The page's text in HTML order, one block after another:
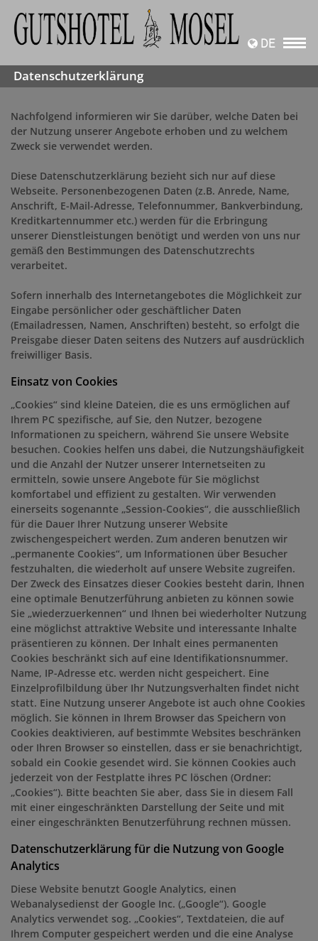
DE
Datenschutzerklärung
Nachfolgend informieren wir Sie darüber, welche Daten bei
der Nutzung unserer Angebote erhoben und zu welchem
Zweck sie verwendet werden.
Diese Datenschutzerklärung bezieht sich nur auf diese
Webseite. Personenbezogenen Daten (z.B. Anrede, Name,
Anschrift, E-Mail-Adresse, Telefonnummer, Bankverbindung,
Kreditkartennummer etc.) werden für die Erbringung
unserer Dienstleistungen benötigt und werden von uns nur
gemäß den Bestimmungen des Datenschutzrechts
verarbeitet.
Sofern innerhalb des Internetangebotes die Möglichkeit zur
Eingabe persönlicher oder geschäftlicher Daten
(Emailadressen, Namen, Anschriften) besteht, so erfolgt die
Preisgabe dieser Daten seitens des Nutzers auf ausdrücklich
freiwilliger Basis.
Einsatz von Cookies
„Cookies“ sind kleine Dateien, die es uns ermöglichen auf
Ihrem PC spezifische, auf Sie, den Nutzer, bezogene
Informationen zu speichern, während Sie unsere Website
besuchen. Cookies helfen uns dabei, die Nutzungshäufigkeit
und die Anzahl der Nutzer unserer Internetseiten zu
ermitteln, sowie unsere Angebote für Sie möglichst
komfortabel und effizient zu gestalten. Wir verwenden
einerseits sogenannte „Session-Cookies“, die ausschließlich
für die Dauer Ihrer Nutzung unserer Website
zwischengespeichert werden. Zum anderen benutzen wir
„permanente Cookies“, um Informationen über Besucher
festzuhalten, die wiederholt auf unsere Website zugreifen.
Der Zweck des Einsatzes dieser Cookies besteht darin, Ihnen
eine optimale Benutzerführung anbieten zu können sowie
Sie „wiederzuerkennen“ und Ihnen bei wiederholter Nutzung
eine möglichst attraktive Website und interessante Inhalte
präsentieren zu können. Der Inhalt eines permanenten
Cookies beschränkt sich auf eine Identifikationsnummer.
Name, IP-Adresse etc. werden nicht gespeichert. Eine
Einzelprofilbildung über Ihr Nutzungsverhalten findet nicht
statt. Eine Nutzung unserer Angebote ist auch ohne Cookies
möglich. Sie können in Ihrem Browser das Speichern von
Cookies deaktivieren, auf bestimmte Websites beschränken
oder Ihren Browser so einstellen, dass er sie benachrichtigt,
sobald ein Cookie gesendet wird. Sie können Cookies auch
jederzeit von der Festplatte ihres PC löschen (Ordner:
„Cookies“). Bitte beachten Sie aber, dass Sie in diesem Fall
mit einer eingeschränkten Darstellung der Seite und mit
einer eingeschränkten Benutzerführung rechnen müssen.
Datenschutzerklärung für die Nutzung von Google
Analytics
Diese Website benutzt Google Analytics, einen
Webanalysedienst der Google Inc. („Google“). Google
Analytics verwendet sog. „Cookies“, Textdateien, die auf
Ihrem Computer gespeichert werden und die eine Analyse